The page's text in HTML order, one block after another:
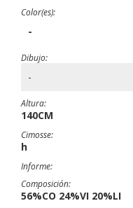
Color(es):
-
Dibujo:
-
Altura:
140CM
Cimosse:
h
Informe:
Composición:
56%CO 24%VI 20%LI